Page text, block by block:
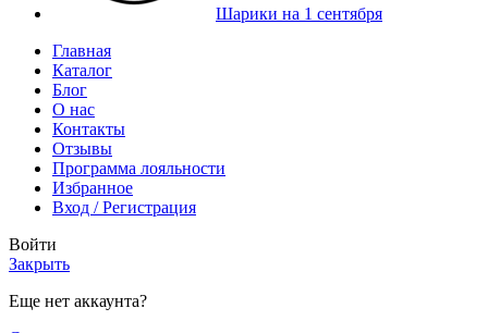
Шарики на 1 сентября
Главная
Каталог
Блог
О нас
Контакты
Отзывы
Программа лояльности
Избранное
Вход / Регистрация
Войти
Закрыть
Еще нет аккаунта?